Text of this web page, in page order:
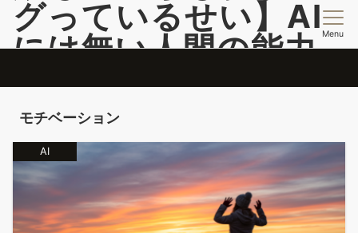
グっているせい】AI
には無い人間の能力
開発情報を提供
Menu
モチベーション
AI